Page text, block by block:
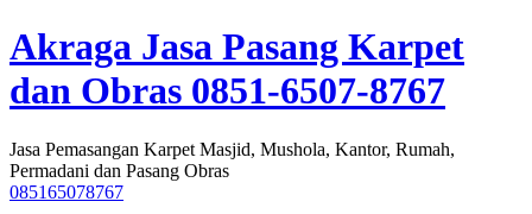
Skip
to
content
Akraga Jasa Pasang Karpet
dan Obras 0851-6507-8767
Jasa Pemasangan Karpet Masjid, Mushola, Kantor, Rumah,
Permadani dan Pasang Obras
085165078767